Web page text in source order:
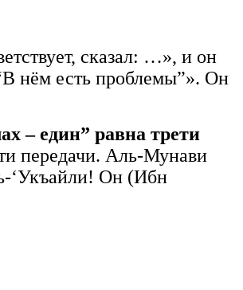
сказал: …», и он
нём есть проблемы”». Он
– един” равна трети
передачи. Аль-Мунави
‘Укъайли! Он (Ибн